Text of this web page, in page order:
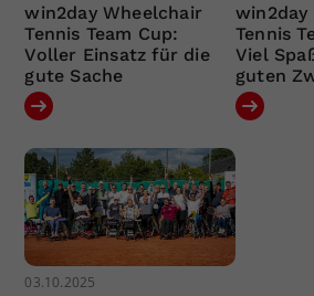
win2day Wheelchair
Tennis Team Cup:
Voller Einsatz für die
gute Sache
win2day
Tennis
Viel
guten
03.10.2025